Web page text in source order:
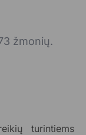
žmonių.
turintiems